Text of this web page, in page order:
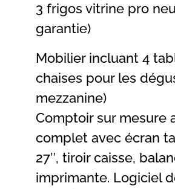
3 frigos vitrine pro
garantie)
Mobilier incluant 4
chaises pour les
mezzanine)
Comptoir sur mesure
complet avec écran
27″, tiroir caisse,
imprimante. Logiciel